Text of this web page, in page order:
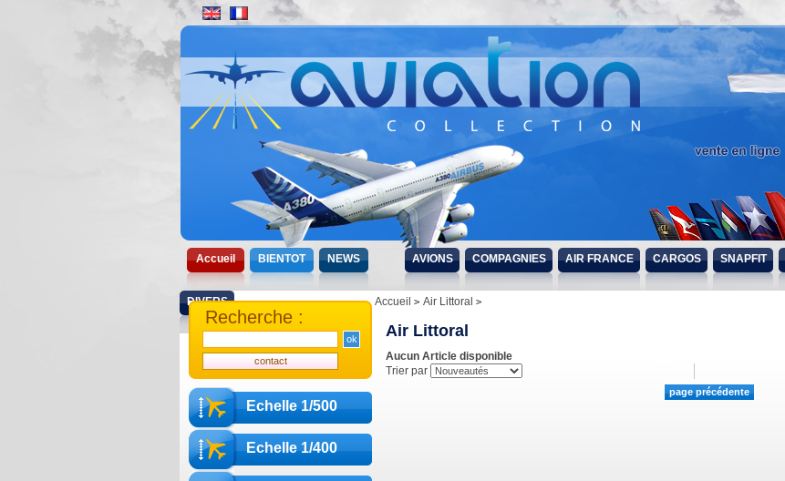
Accueil BIENTOT NEWS AVIONS COMPAGNIES AIR FRANCE CARGOS SNAPFIT
DIVERS
Echelle 1/500
Echelle 1/400
Recherche :
Accueil Air Littoral
Air Littoral
Aucun Article disponible
Trier par